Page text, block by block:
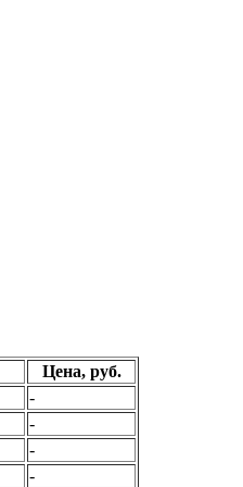
Цена, руб.
-
-
-
-